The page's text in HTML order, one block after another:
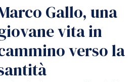
Gallo, una
vita in
verso la